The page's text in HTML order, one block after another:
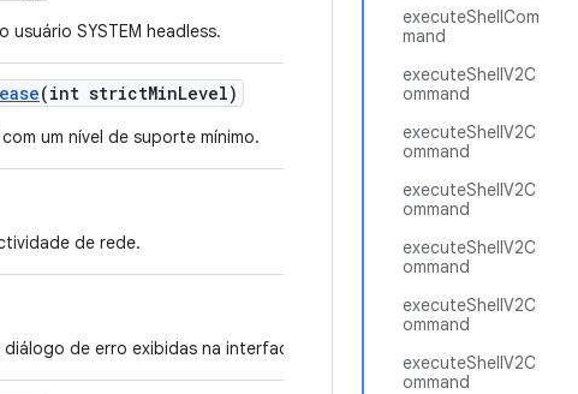
executeShellCom
mand
executeShellV2C
ommand
executeShellV2C
ommand
executeShellV2C
ommand
executeShellV2C
ommand
executeShellV2C
ommand
executeShellV2C
ommand
SYSTEM headless.
(int strictMinLevel)
um nível de suporte mínimo.
de rede.
de erro exibidas na interface do dispositivo.